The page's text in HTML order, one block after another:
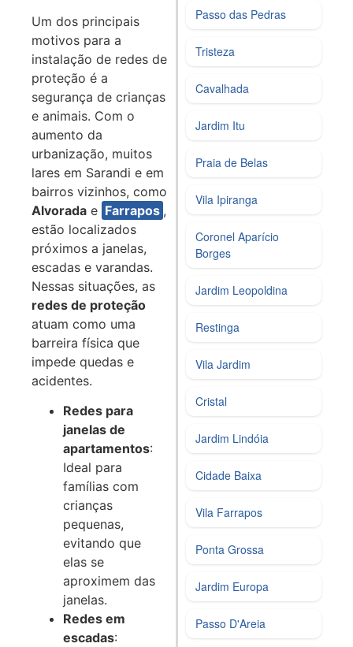
Um dos principais
motivos para a
instalação de redes de
proteção é a
segurança de crianças
e animais. Com o
aumento da
urbanização, muitos
lares em Sarandi e em
bairros vizinhos, como
Alvorada e Farrapos ,
estão localizados
próximos a janelas,
escadas e varandas.
Nessas situações, as
redes de proteção
atuam como uma
barreira física que
impede quedas e
acidentes.
Redes para
janelas de
apartamentos:
Ideal para
famílias com
crianças
pequenas,
evitando que
elas se
aproximem das
janelas.
Redes em
escadas:
Passo das Pedras
Tristeza
Cavalhada
Jardim Itu
Praia de Belas
Vila Ipiranga
Coronel Aparício
Borges
Jardim Leopoldina
Restinga
Vila Jardim
Cristal
Jardim Lindóia
Cidade Baixa
Vila Farrapos
Ponta Grossa
Jardim Europa
Passo D'Areia